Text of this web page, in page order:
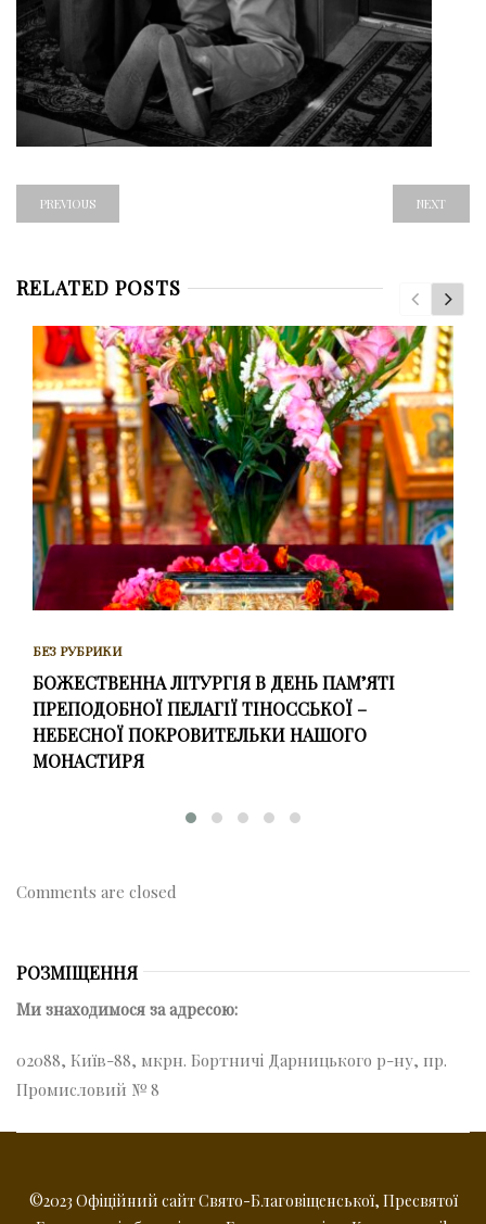
PREVIOUS NEXT
RELATED POSTS
БЕЗ РУБРИКИ
БОЖЕСТВЕННА ЛІТУРГІЯ В ДЕНЬ ПАМ’ЯТІ
ПРЕПОДОБНОЇ ПЕЛАГІЇ ТІНОССЬКОЇ –
НЕБЕСНОЇ ПОКРОВИТЕЛЬКИ НАШОГО
МОНАСТИРЯ
Comments are closed
РОЗМІЩЕННЯ
Ми знаходимося за адресою:
02088, Київ-88, мкрн. Бортничі Дарницького р-ну, пр.
Промисловий № 8
©2023 Офіційний сайт Свято-Благовіщенської, Пресвятої